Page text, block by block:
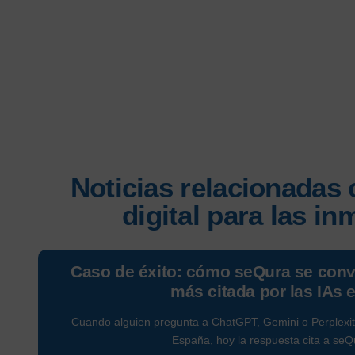
Noticias relacionadas
digital para las
Caso de éxito: cómo seQura se
más citada por las IAs
Cuando alguien pregunta a ChatGPT, Gemini o
España, hoy la respuesta cita a